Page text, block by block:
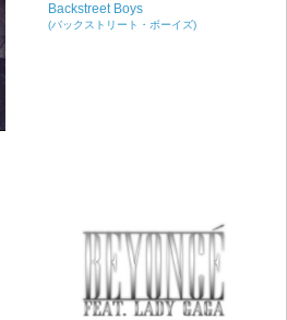
Backstreet Boys
(バックストリート・ボーイズ)